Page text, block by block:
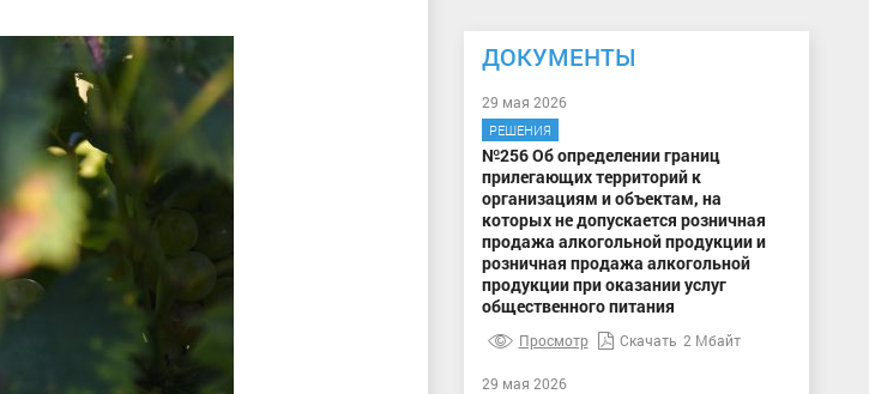
ДОКУМЕНТЫ
29 мая 2026
РЕШЕНИЯ
№256 Об определении границ
прилегающих территорий к
организациям и объектам, на
которых не допускается розничная
продажа алкогольной продукции и
розничная продажа алкогольной
продукции при оказании услуг
общественного питания
Просмотр Скачать 2 Мбайт
29 мая 2026